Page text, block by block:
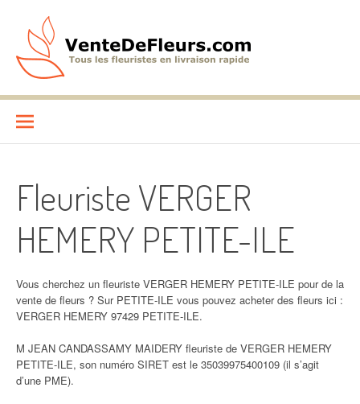
contenu
VenteDeFleurs.com
Fleuriste VERGER
HEMERY PETITE-ILE
Vous cherchez un fleuriste VERGER HEMERY PETITE-ILE pour de la
vente de fleurs ? Sur PETITE-ILE vous pouvez acheter des fleurs ici :
VERGER HEMERY 97429 PETITE-ILE.
M JEAN CANDASSAMY MAIDERY fleuriste de VERGER HEMERY
PETITE-ILE, son numéro SIRET est le 35039975400109 (il s’agit
d’une PME).